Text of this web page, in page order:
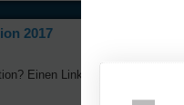
2017
Einen Link oder sonstiges?